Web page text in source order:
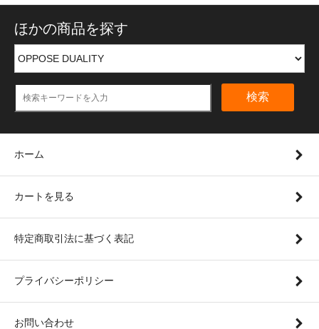
ほかの商品を探す
検索
ホーム
カートを見る
特定商取引法に基づく表記
プライバシーポリシー
お問い合わせ